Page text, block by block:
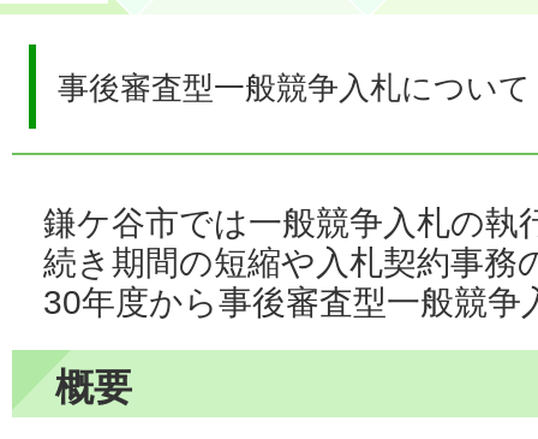
事後審査型一般競争入札について
鎌ケ谷市では一般競争入札の執
続き期間の短縮や入札契約事務
30年度から事後審査型一般競
概要